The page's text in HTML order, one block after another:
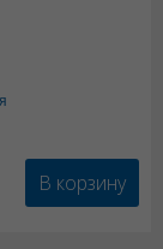
В корзину